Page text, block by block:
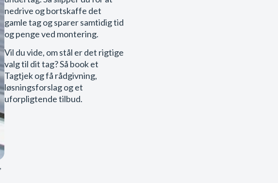
nedrive og bortskaffe det
gamle tag og sparer samtidig tid
og penge ved montering.
Vil du vide, om stål er det rigtige
valg til dit tag? Så book et
Tagtjek og få rådgivning,
løsningsforslag og et
uforpligtende tilbud.